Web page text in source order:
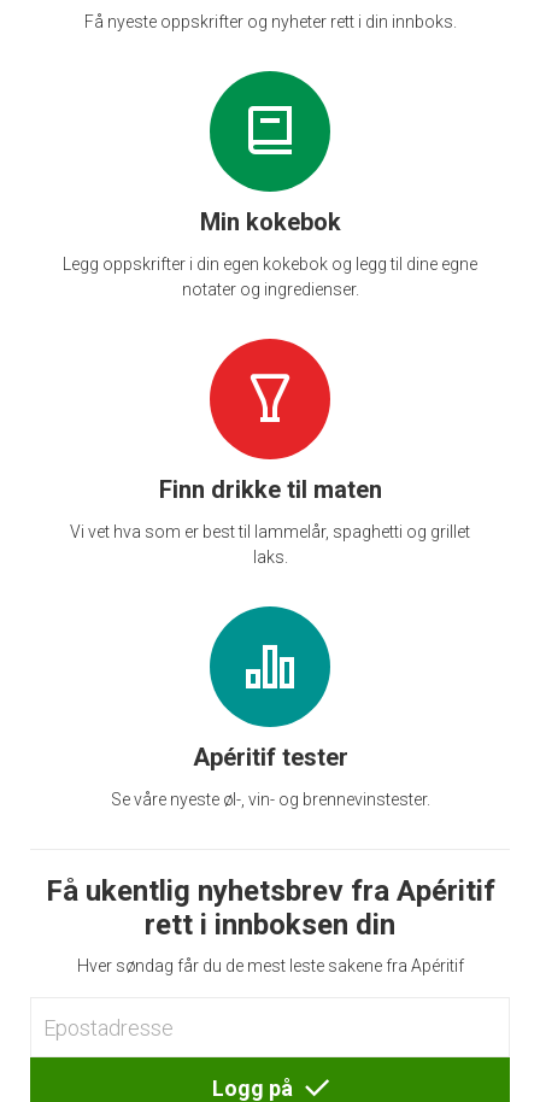
Få nyeste oppskrifter og nyheter rett i din innboks.
Min kokebok
Legg oppskrifter i din egen kokebok og legg til dine egne
notater og ingredienser.
Finn drikke til maten
Vi vet hva som er best til lammelår, spaghetti og grillet
laks.
Apéritif tester
Se våre nyeste øl-, vin- og brennevinstester.
Få ukentlig nyhetsbrev fra Apéritif
rett i innboksen din
Hver søndag får du de mest leste sakene fra Apéritif
Logg på